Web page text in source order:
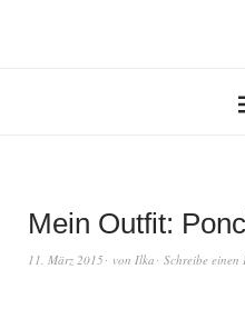
Mein Outfit:
11. März 2015 von Ilka Schreibe einen